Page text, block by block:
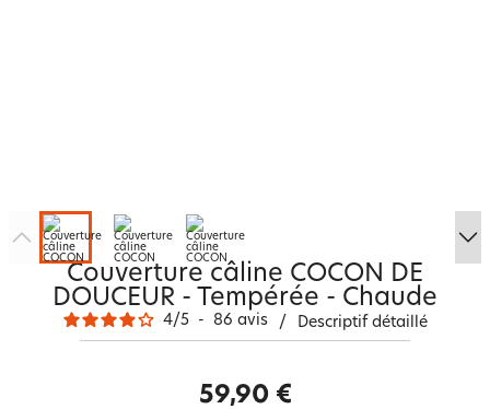
Couverture câline COCON DE
DOUCEUR - Tempérée - Chaude
4/5 - 86 avis / Descriptif détaillé
59,90 €